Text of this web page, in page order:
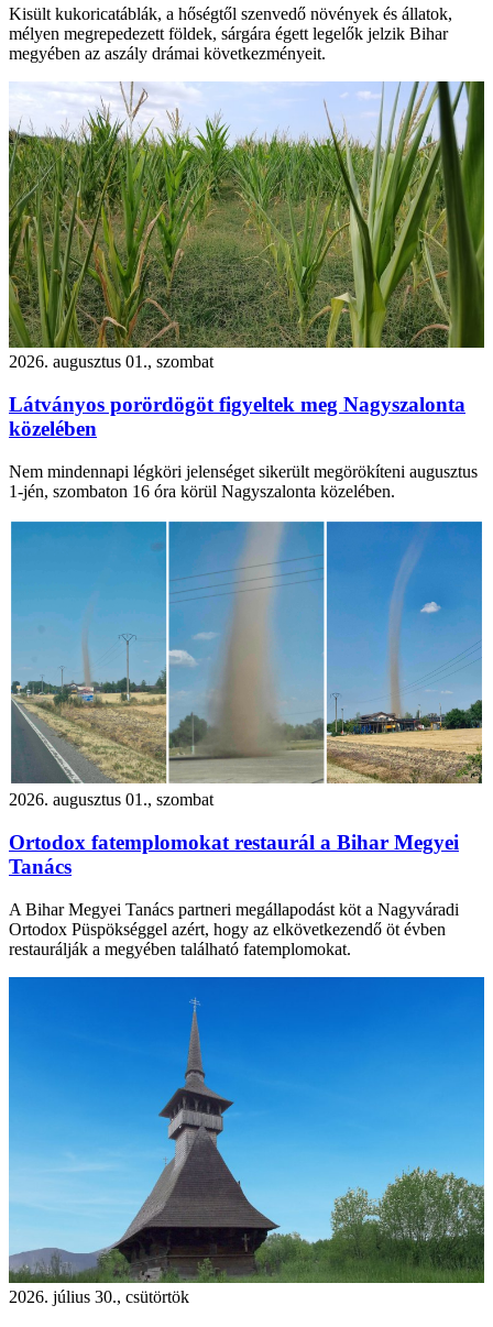
Kisült kukoricatáblák, a hőségtől szenvedő növények és állatok,
mélyen megrepedezett földek, sárgára égett legelők jelzik Bihar
megyében az aszály drámai következményeit.
2026. augusztus 01., szombat
Látványos porördögöt figyeltek meg Nagyszalonta
közelében
Nem mindennapi légköri jelenséget sikerült megörökíteni augusztus
1-jén, szombaton 16 óra körül Nagyszalonta közelében.
2026. augusztus 01., szombat
Ortodox fatemplomokat restaurál a Bihar Megyei
Tanács
A Bihar Megyei Tanács partneri megállapodást köt a Nagyváradi
Ortodox Püspökséggel azért, hogy az elkövetkezendő öt évben
restaurálják a megyében található fatemplomokat.
2026. július 30., csütörtök